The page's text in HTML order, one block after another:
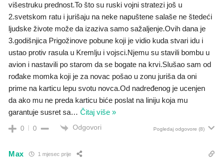
višestruku prednost.To što su ruski vojni stratezi još u
2.svetskom ratu i jurišaju na neke napuštene salaše ne štedeći
ljudske živote može da izaziva samo sažaljenje.Ovih dana je
3.godišnjica Prigožinove pobune koji je vidio kuda stvari idu i
ustao protiv rasula u Kremlju i vojsci.Njemu su stavili bombu u
avion i nastavili po starom da se bogate na krvi.Slušao sam od
rođake momka koji je za novac pošao u zonu juriša da oni
prime na karticu lepu svotu novca.Od nadređenog je ucenjen
da ako mu ne preda karticu biće poslat na liniju koja mu
garantuje susret sa… Čitaj više »
0 0 Odgovori Pogledaj odgovore (8)
Max 1 mjesec prije